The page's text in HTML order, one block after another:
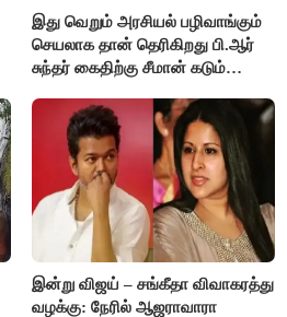
இது வெறும் அரசியல் பழிவாங்கும்
செயலாக தான் தெரிகிறது பி.ஆர்
சுந்தர் கைதிற்கு சீமான் கடும்
இன்று விஜய் – சங்கீதா விவாகரத்து
வழக்கு: நேரில் ஆஜராவாரா